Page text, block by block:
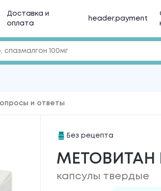
Доставка и
оплата
header.payment
и ответы
Без рецепта
МЕТОВИТАН
капсулы твердые